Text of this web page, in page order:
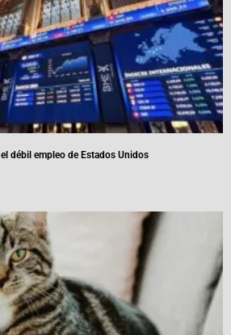
débil empleo de Estados Unidos